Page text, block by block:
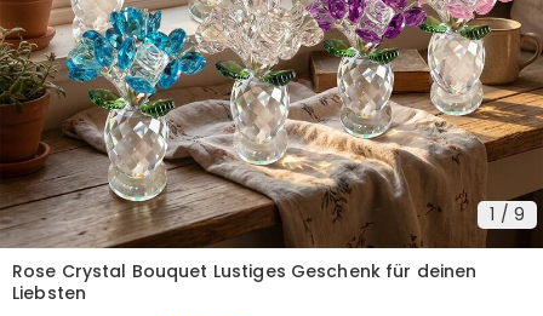
1 / 9
Rose Crystal Bouquet Lustiges Geschenk für deinen
Liebsten